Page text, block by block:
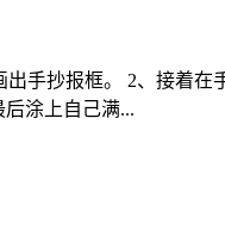
手抄报框。 2、接着
涂上自己满...